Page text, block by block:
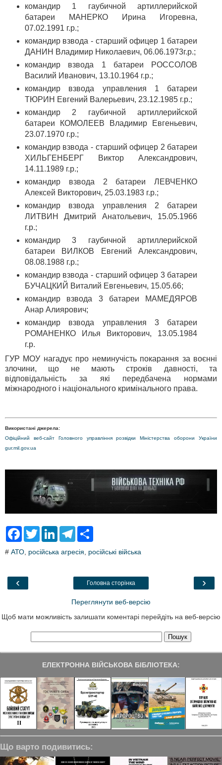
командир 1 гаубичной артиллерийской
батареи МАНЕРКО Ирина Игоревна,
07.02.1991 г.р.;
командир взвода - старший офицер 1 батареи
ДАНИН Владимир Николаевич, 06.06.1973г.р.;
командир взвода 1 батареи РОССОЛОВ
Василий Иванович, 13.10.1964 г.р.;
командир взвода управления 1 батареи
ТЮРИН Евгений Валерьевич, 23.12.1985 г.р.;
командир 2 гаубичной артиллерийской
батареи КОМОЛЕЕВ Владимир Евгеньевич,
23.07.1970 г.р.;
командир взвода - старший офицер 2 батареи
ХИЛЬГЕНБЕРГ Виктор Александрович,
14.11.1989 г.р.;
командир взвода 2 батареи ЛЕВЧЕНКО
Алексей Викторович, 25.03.1983 г.р.;
командир взвода управления 2 батареи
ЛИТВИН Дмитрий Анатольевич, 15.05.1966
г.р.;
командир 3 гаубичной артиллерийской
батареи ВИЛКОВ Евгений Александрович,
08.08.1988 г.р.;
командир взвода - старший офицер 3 батареи
БУЧАЦКИЙ Виталий Евгеньевич, 15.05.66;
командир взвода 3 батареи МАМЕДЯРОВ
Анар Алиярович;
командир взвода управления 3 батареи
РОМАНЕНКО Илья Викторович, 13.05.1984
г.р.
ГУР МОУ нагадує про неминучість покарання за воєнні
злочини, що не мають строків давності, та
відповідальність за які передбачена нормами
міжнародного і національного кримінального права.
Використані джерела:
Офіційний веб-сайт Головного управління розвідки Міністерства оборони України
gur.mil.gov.ua
F
e
o
T
t
L
k
T
e
a
r
# АТО російська агресія російські війська
‹ ›
Головна сторінка
Переглянути веб-версію
Щоб мати можливість залишати коментарі перейдіть на веб-версію
ЕЛЕКТРОННА ВІЙСЬКОВА БІБЛІОТЕКА:
Що варто подивитись: